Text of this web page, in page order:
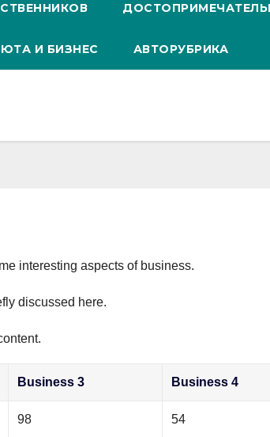
И БИЗНЕС АВТОРУБРИКА
interesting aspects of business.
discussed here.
Business 3 Business 4
98 54